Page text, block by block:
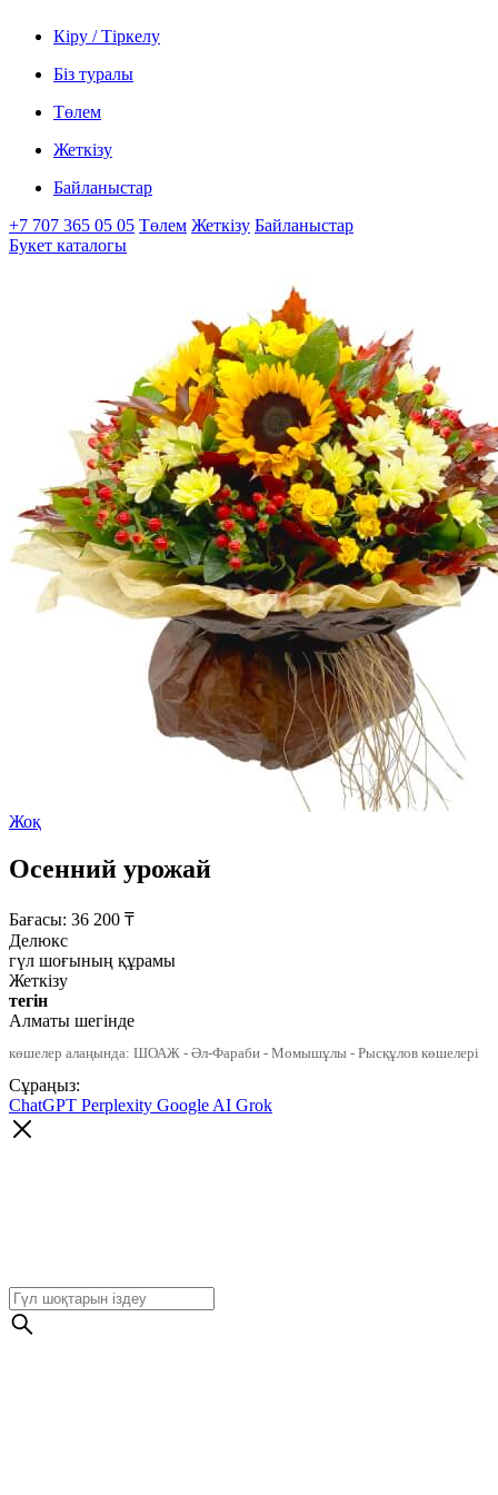
Кіру / Тіркелу
Біз туралы
Төлем
Жеткізу
Байланыстар
+7 707 365 05 05 Төлем Жеткізу Байланыстар
Букет каталогы
Жоқ
Осенний урожай
Бағасы: 36 200 ₸
Делюкс
гүл шоғының құрамы
Жеткізу
тегін
Алматы шегінде
көшелер алаңында: ШОАЖ - Әл-Фараби - Момышұлы - Рысқұлов көшелері
Сұраңыз:
ChatGPT Perplexity Google AI Grok